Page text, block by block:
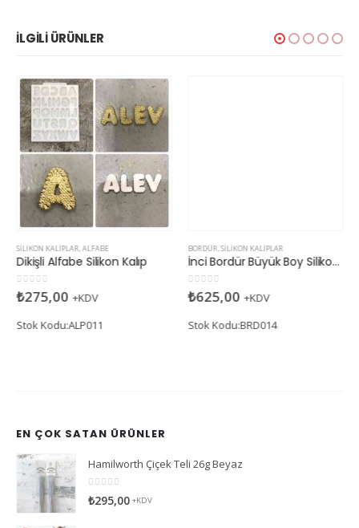
İLGILI ÜRÜNLER
SILIKON KALIPLAR,ALFABE
Dikişli Alfabe Silikon Kalıp
05 üzerinden
₺275,00 +KDV
Stok Kodu:ALP011
Stok Kodu:BRD014
EN ÇOK SATAN ÜRÜNLER
Hamilworth Çiçek Teli 26g Beyaz
0
₺295,00 +KDV